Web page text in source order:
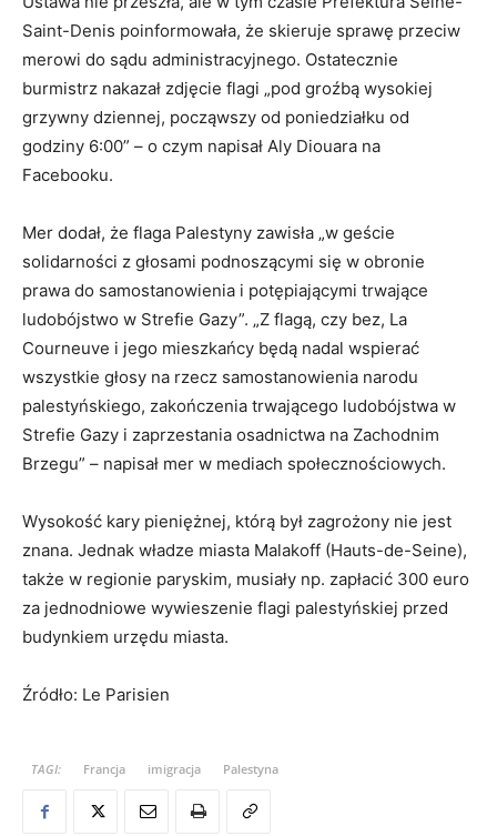
Saint-Denis poinformowała, że ​​skieruje sprawę przeciw
merowi do sądu administracyjnego. Ostatecznie
burmistrz nakazał zdjęcie flagi „pod groźbą wysokiej
grzywny dziennej, począwszy od poniedziałku od
godziny 6:00” – o czym napisał Aly Diouara na
Facebooku.
Mer dodał, że flaga Palestyny zawisła „w geście
solidarności z głosami podnoszącymi się w obronie
prawa do samostanowienia i potępiającymi trwające
ludobójstwo w Strefie Gazy”. „Z flagą, czy bez, La
Courneuve i jego mieszkańcy będą nadal wspierać
wszystkie głosy na rzecz samostanowienia narodu
palestyńskiego, zakończenia trwającego ludobójstwa w
Strefie Gazy i zaprzestania osadnictwa na Zachodnim
Brzegu” – napisał mer w mediach społecznościowych.
Wysokość kary pieniężnej, którą był zagrożony nie jest
znana. Jednak władze miasta Malakoff (Hauts-de-Seine),
także w regionie paryskim, musiały np. zapłacić 300 euro
za jednodniowe wywieszenie flagi palestyńskiej przed
budynkiem urzędu miasta.
Źródło: Le Parisien
TAGI: Francja imigracja Palestyna